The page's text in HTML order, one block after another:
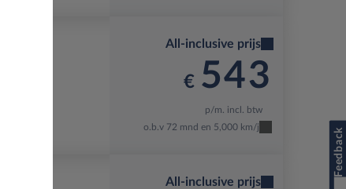
All-inclusive prijs
€ 543
p/m. incl. btw
o.b.v 72 mnd en 5,000 km/j
All-inclusive prijs
Feedback